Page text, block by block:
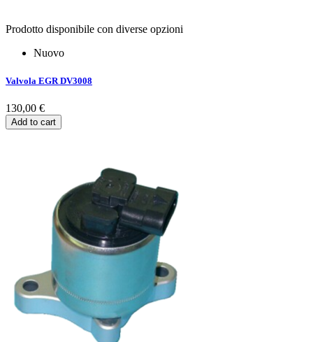
Prodotto disponibile con diverse opzioni
Nuovo
Valvola EGR DV3008
130,00 €
Add to cart